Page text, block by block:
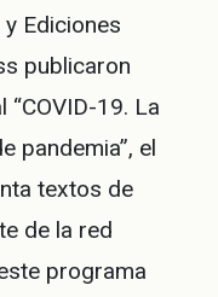
y Ediciones
publicaron
19. La
pandemia”, el
textos de
de la red
programa